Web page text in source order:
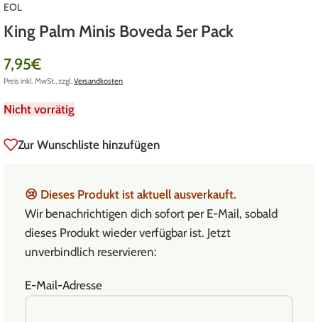
EOL
King Palm Minis Boveda 5er Pack
7,95€
Preis inkl. MwSt., zzgl.Versandkosten
Nicht vorrätig
Zur Wunschliste hinzufügen
😢 Dieses Produkt ist aktuell ausverkauft.
Wir benachrichtigen dich sofort per E-Mail, sobald
dieses Produkt wieder verfügbar ist. Jetzt
unverbindlich reservieren:
E-Mail-Adresse